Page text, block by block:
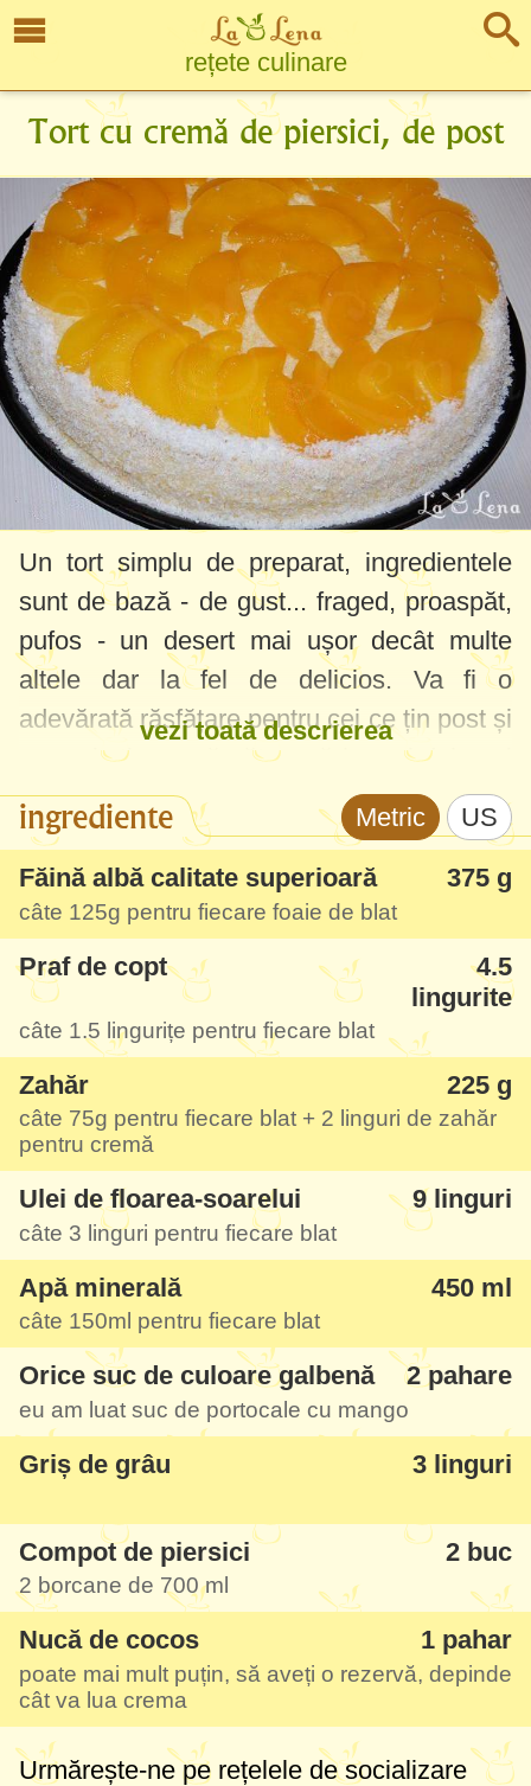
rețete culinare
Tort cu cremă de piersici, de post
Un tort simplu de preparat, ingredientele
sunt de bază - de gust... fraged, proaspăt,
pufos - un desert mai ușor decât multe
altele dar la fel de delicios. Va fi o
adevărată răsfățare pentru cei ce țin post și
nu mai știu ce să gătească bun și dulce și
de post ... și tort....
vezi toată descrierea
ingrediente Metric US
Făină albă calitate superioară 375 g
câte 125g pentru fiecare foaie de blat
Praf de copt
4.5
lingurite
câte 1.5 lingurițe pentru fiecare blat
Zahăr 225 g
câte 75g pentru fiecare blat + 2 linguri de zahăr
pentru cremă
Ulei de floarea-soarelui 9 linguri
câte 3 linguri pentru fiecare blat
Apă minerală 450 ml
câte 150ml pentru fiecare blat
Orice suc de culoare galbenă 2 pahare
eu am luat suc de portocale cu mango
Griș de grâu 3 linguri
Compot de piersici 2 buc
2 borcane de 700 ml
Nucă de cocos 1 pahar
poate mai mult puțin, să aveți o rezervă, depinde
cât va lua crema
Urmărește-ne pe rețelele de socializare